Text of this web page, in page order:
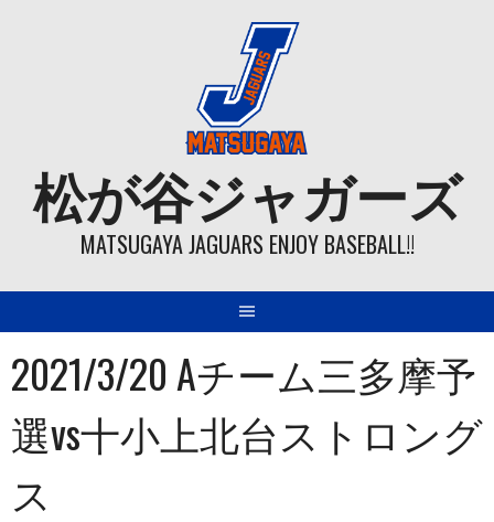
松が谷ジャガーズ
MATSUGAYA JAGUARS ENJOY BASEBALL!!
2021/3/20 Aチーム三多摩予
選vs十小上北台ストロング
ス